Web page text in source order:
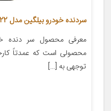
سردنده خودرو بیلگین مدل S-22 مناسب برای پراید
معرفی محصول سر دنده
محصولی است که عمدتاً
توجهی به […]